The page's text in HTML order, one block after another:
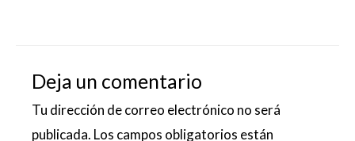
Deja un comentario
Tu dirección de correo electrónico no será
publicada. Los campos obligatorios están